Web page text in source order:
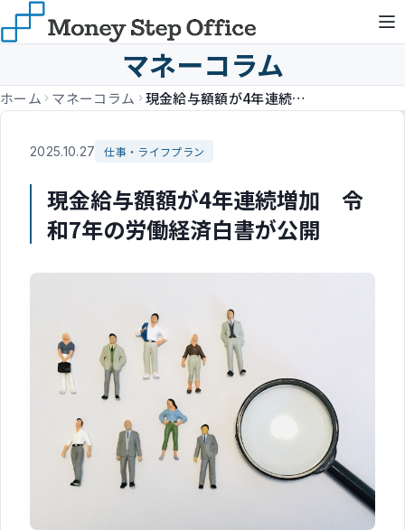
マネーコラム
ホーム マネーコラム 現金給与額額が4年連続増加 令和7年の労働経済白書が公開
2025.10.27 仕事・ライフプラン
現金給与額額が4年連続増加 令
和7年の労働経済白書が公開